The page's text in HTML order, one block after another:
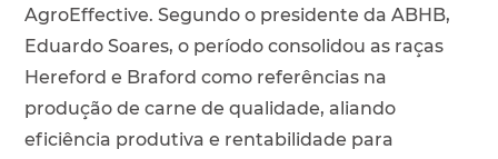
AgroEffective. Segundo o presidente da ABHB,
Eduardo Soares, o período consolidou as raças
Hereford e Braford como referências na
produção de carne de qualidade, aliando
eficiência produtiva e rentabilidade para